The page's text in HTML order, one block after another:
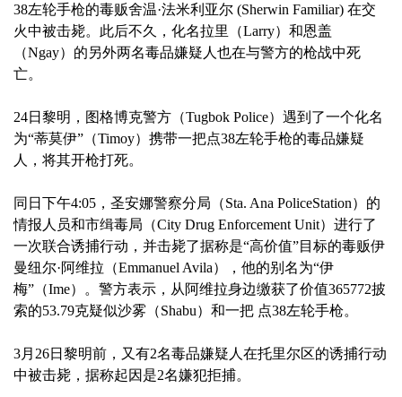
38左轮手枪的毒贩舍温·法米利亚尔 (Sherwin Familiar) 在交
火中被击毙。此后不久，化名拉里（Larry）和恩盖
（Ngay）的另外两名毒品嫌疑人也在与警方的枪战中死
亡。
24日黎明，图格博克警方（Tugbok Police）遇到了一个化名
为“蒂莫伊”（Timoy）携带一把点38左轮手枪的毒品嫌疑
人，将其开枪打死。
同日下午4:05，圣安娜警察分局（Sta. Ana PoliceStation）的
情报人员和市缉毒局（City Drug Enforcement Unit）进行了
一次联合诱捕行动，并击毙了据称是“高价值”目标的毒贩伊
曼纽尔·阿维拉（Emmanuel Avila），他的别名为“伊
梅”（Ime）。警方表示，从阿维拉身边缴获了价值365772披
索的53.79克疑似沙雾（Shabu）和一把 点38左轮手枪。
3月26日黎明前，又有2名毒品嫌疑人在托里尔区的诱捕行动
中被击毙，据称起因是2名嫌犯拒捕。